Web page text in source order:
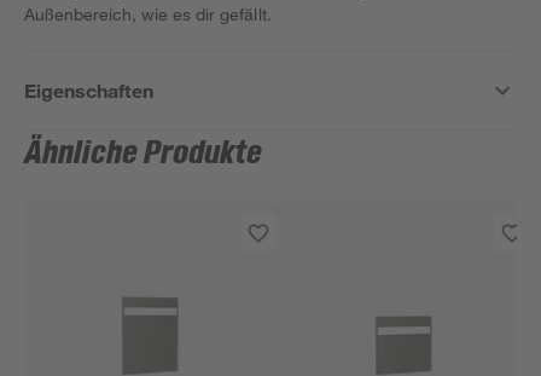
Außenbereich, wie es dir gefällt.
Eigenschaften
Ähnliche Produkte